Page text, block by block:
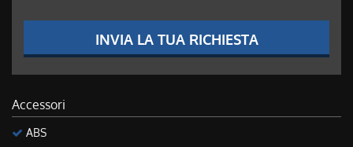
INVIA LA TUA RICHIESTA
Accessori
ABS